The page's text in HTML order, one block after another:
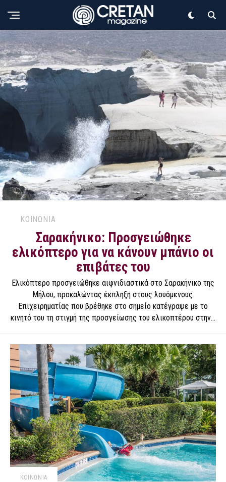
ΚΟΙΝΩΝΙΑ
Σαρακήνικο: Προσγειώθηκε
ελικόπτερο για να κάνουν μπάνιο οι
επιβάτες του
Ελικόπτερο προσγειώθηκε αιφνιδιαστικά στο Σαρακήνικο της
Μήλου, προκαλώντας έκπληξη στους λουόμενους.
Επιχειρηματίας που βρέθηκε στο σημείο κατέγραψε με το
κινητό του τη στιγμή της προσγείωσης του ελικοπτέρου στην...
ΚΟΙΝΩΝΙΑ